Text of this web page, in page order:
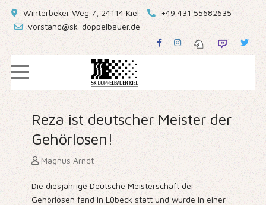
Winterbeker Weg 7, 24114 Kiel
+49 431 55682635
vorstand@sk-doppelbauer.de
Reza ist deutscher Meister der
Gehörlosen!
Magnus Arndt
Die diesjährige Deutsche Meisterschaft der
Gehörlosen fand in Lübeck statt und wurde in einer